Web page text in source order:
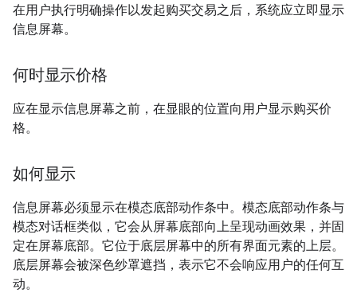
在用户执行明确操作以发起购买交易之后，系统应立即显示
信息屏幕。
何时显示价格
应在显示信息屏幕之前，在显眼的位置向用户显示购买价
格。
如何显示
信息屏幕必须显示在模态底部动作条中。模态底部动作条与
模态对话框类似，它会从屏幕底部向上呈现动画效果，并固
定在屏幕底部。它位于底层屏幕中的所有界面元素的上层。
底层屏幕会被深色纱罩遮挡，表示它不会响应用户的任何互
动。